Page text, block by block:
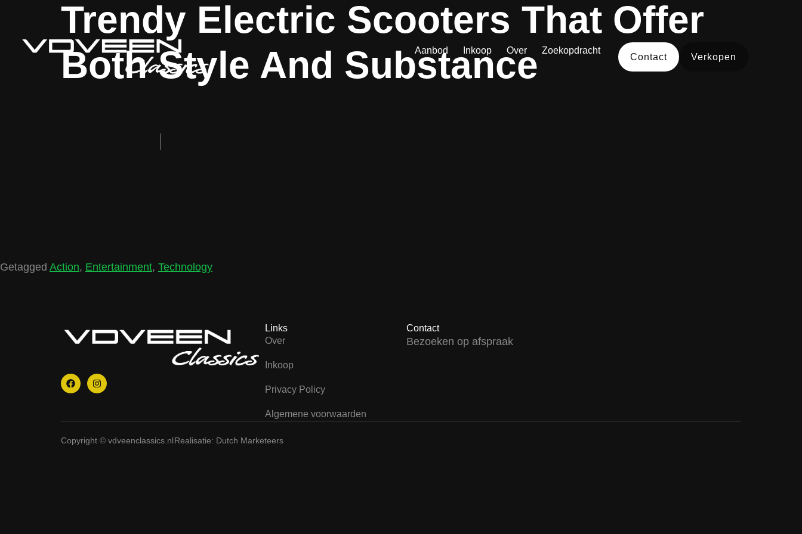
Aanbod Inkoop Over Zoekopdracht
Contact Verkopen
Trendy Electric Scooters That Offer
Both Style And Substance
Getagged Action, Entertainment, Technology
Links
Over
Inkoop
Privacy Policy
Algemene voorwaarden
Contact
Bezoeken op afspraak
Copyright © vdveenclassics.nlRealisatie: Dutch Marketeers